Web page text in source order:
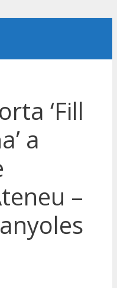
‘Fill
a
–